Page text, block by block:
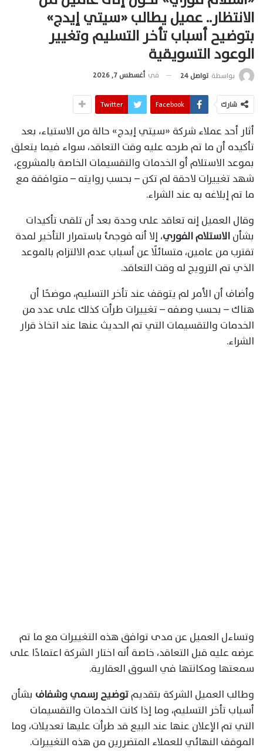
الانتظار.. عميل يطالب «سيتي إيدج»
بتوضيح أسباب تأخر التسليم وتغيير
الوعود التسويقية
بواسطة تواصل 24 في أغسطس 7, 2026
شارك Facebook
Twitter
أثار أحد عملاء شركة «سيتي إيدج» حالة من الاستياء، بعد
تأكيده أن ما تم طرحه عليه وقت التعاقد، سواء فيما يتعلق
بموعد الاستلام أو الخدمات والتقسيمات الخاصة بالمشروع،
شهد تغييرات لاحقة لم تكن – بحسب روايته – متوافقة مع
ما تم إبلاغه به عند الشراء.
وقال العميل إنه تعاقد على وحدة بعد أن تلقى تأكيدات
بشأنالاستلام الفوري، إلا أنه فوجئ باستمرار التأخير لمدة
تقترب من عامين، متسائلًا عن أسباب عدم الالتزام بالموعد
الذي تم الترويج له وقت التعاقد.
وأضاف أن الأمر لم يتوقف عند تأخر التسليم، موضحًا أن
هناك – بحسب وصفه – تغييرات طرأت كذلك على عدد من
الخدمات والتقسيمات التي تم الحديث عنها عند اتخاذ قرار
الشراء.
وتساءل العميل عن مدى توافق هذه التغييرات مع ما تم
عرضه عليه قبل التعاقد، خاصة أنه اختار الشركة اعتمادًا على
سمعتها ومكانتها في السوق العقارية.
وطالب العميل الشركة بتقديمتوضيح رسمي وشفاف بشأن
أسباب تأخر التسليم، وما إذا كانت الخدمات والتقسيمات
التي تم الإعلان عنها عند البيع قد طرأت عليها تعديلات، وما
الموقف النهائي للعملاء المتضررين من هذه التغييرات.